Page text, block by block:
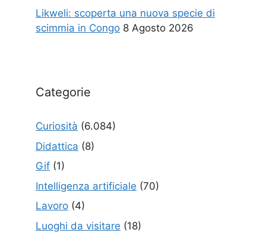
Likweli: scoperta una nuova specie di
scimmia in Congo 8 Agosto 2026
Categorie
Curiosità (6.084)
Didattica (8)
Gif (1)
Intelligenza artificiale (70)
Lavoro (4)
Luoghi da visitare (18)